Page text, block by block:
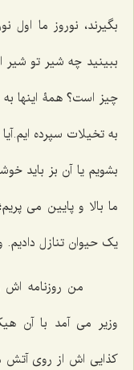
بگیرند، نوروز ما
ببینید چه شیر تو
چیز است؟ همۀ اینها
به تخیلات سپرده
بشویم یا آن بز باید
ما بالا و پایین می
یک حیوان تنازل
من روزنامه اش
وزیر می آمد با آن
کذایی اش از روی آتش